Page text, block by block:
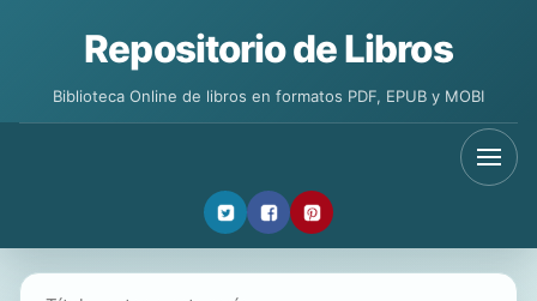
Repositorio de Libros
Biblioteca Online de libros en formatos PDF, EPUB y MOBI